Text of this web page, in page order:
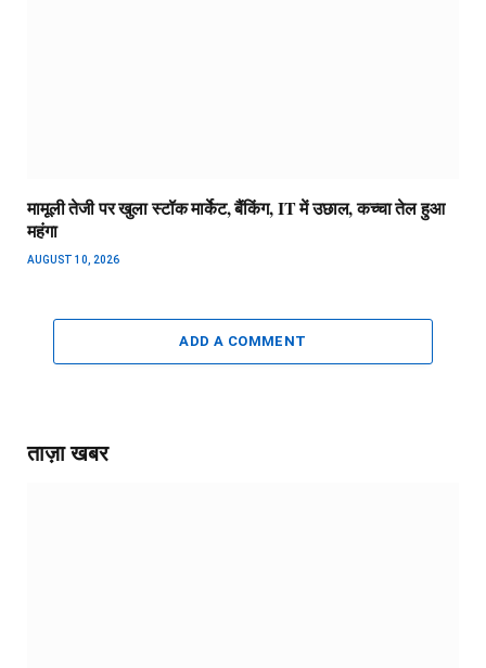
मामूली तेजी पर खुला स्टॉक मार्केट, बैंकिंग, IT में उछाल, कच्चा तेल हुआ
महंगा
AUGUST 10, 2026
ADD A COMMENT
ताज़ा खबर